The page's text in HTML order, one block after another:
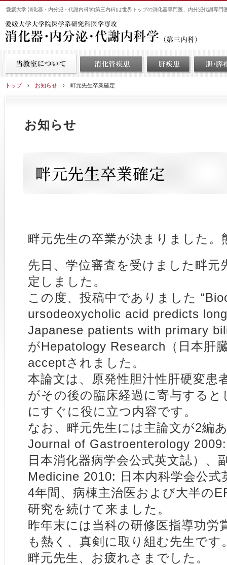
愛媛大学 消化器・内分泌・代謝内科学(第三内科)は世界トップの消化器専門医、内分泌代謝専門
トップ› お知らせ › 畔元先生卒業確定
お知らせ
畔元先生卒業確定
畔元先生の卒業が決まりました。
先日、学位審査を受けました畔元
定しました。
この度、投稿中でありました
ursodeoxycholic acid predicts
Japanese patients with primary
がHepatology Research（日本肝
acceptされました。
本論文は、原発性胆汁性肝硬変患
がその後の臨床経過に寄与する
にすぐに役に立つ内容です。
なお、畔元先生には主論文が2編
Journal of Gastroenterology 2009:
日本消化器病学会公式英文誌）、
Medicine 2010: 日本内科学会公
4年間、病棟主治医および大半の
研究を続けて来ました。
昨年末には当科の研修医指導功労
も熱く、真剣に取り組む先生です
畔元先生、お疲れさまでした。